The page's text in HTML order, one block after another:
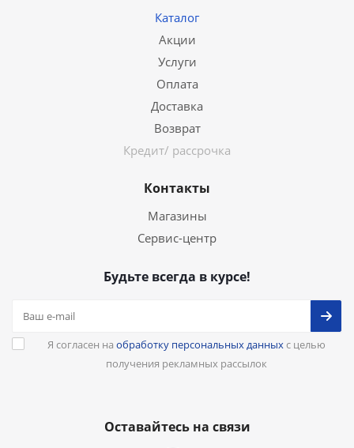
Каталог
Акции
Услуги
Оплата
Доставка
Возврат
Кредит/ рассрочка
Контакты
Магазины
Сервис-центр
Будьте всегда в курсе!
Я согласен на обработку персональных данныхс целью
получения рекламных рассылок
Оставайтесь на связи